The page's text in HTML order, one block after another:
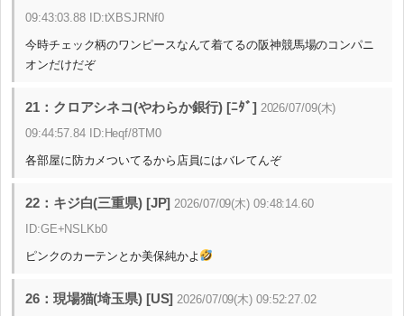
09:43:03.88 ID:tXBSJRNf0
今時チェック柄のワンピースなんて着てるの阪神競馬場のコンパニ
オンだけだぞ
21：クロアシネコ(やわらか銀行) [ﾆﾀﾞ] 2026/07/09(木)
09:44:57.84 ID:Heqf/8TM0
各部屋に防カメついてるから店員にはバレてんぞ
22：キジ白(三重県) [JP] 2026/07/09(木) 09:48:14.60
ID:GE+NSLKb0
ピンクのカーテンとか美保純かよ
26：現場猫(埼玉県) [US] 2026/07/09(木) 09:52:27.02